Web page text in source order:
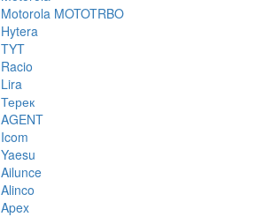
Motorola MOTOTRBO
Hytera
TYT
Racio
Lira
Терек
AGENT
Icom
Yaesu
Ailunce
Alinco
Apex